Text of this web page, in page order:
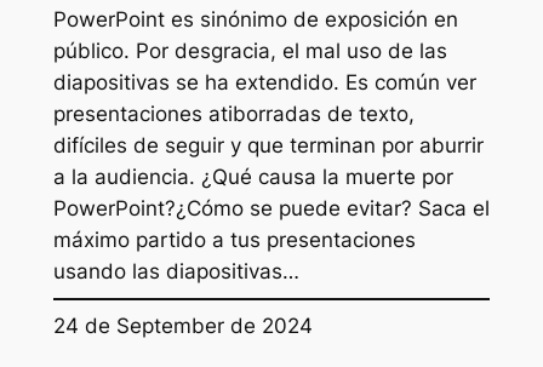
PowerPoint es sinónimo de exposición en
público. Por desgracia, el mal uso de las
diapositivas se ha extendido. Es común ver
presentaciones atiborradas de texto,
difíciles de seguir y que terminan por aburrir
a la audiencia. ¿Qué causa la muerte por
PowerPoint?¿Cómo se puede evitar? Saca el
máximo partido a tus presentaciones
usando las diapositivas…
24 de September de 2024